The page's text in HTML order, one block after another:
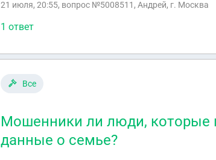
21 июля, 20:55, вопрос №5008511, Андрей, г. Москва
1 ответ
Все
Мошенники ли люди, которые
данные о семье?